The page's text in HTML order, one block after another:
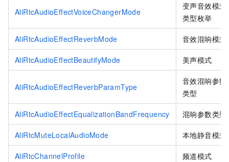
AliRtcAudioEffectVoiceChangerMode
变声音效模式
类型枚举
AliRtcAudioEffectReverbMode 音效混响模式
AliRtcAudioEffectBeautifyMode 美声模式
AliRtcAudioEffectReverbParamType
音效混响参数
类型
AliRtcAudioEffectEqualizationBandFrequency 混响参数类型
AliRtcMuteLocalAudioMode 本地静音模式
AliRtcChannelProfile 频道模式